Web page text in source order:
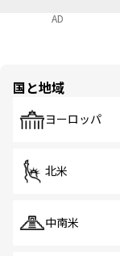
AD
国と地域
ヨーロッパ
北米
中南米